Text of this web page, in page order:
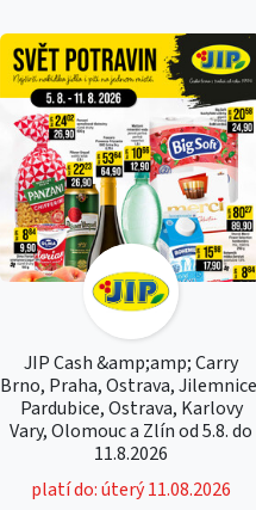
JIP Cash &amp;amp; Carry
Brno, Praha, Ostrava,
Pardubice, Ostrava, Karlovy
Vary, Olomouc a Zlín od 5.8. do
11.8.2026
platí do: úterý 11.08.2026